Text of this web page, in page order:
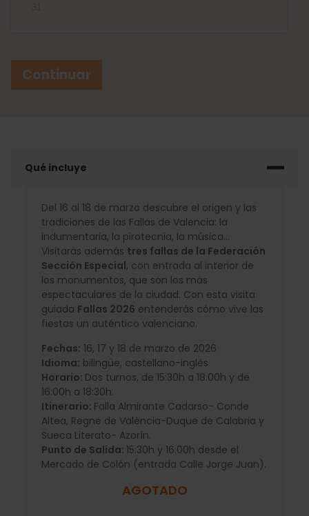
Continuar
Qué incluye
Del 16 al 18 de marzo descubre el origen y las
tradiciones de las Fallas de Valencia: la
indumentaria, la pirotecnia, la música...
Visitarás además tres fallas de la Federación
Sección Especial, con entrada al interior de
los monumentos, que son los más
espectaculares de la ciudad. Con esta visita
guiada Fallas 2026 entenderás cómo vive las
fiestas un auténtico valenciano.
Fechas: 16, 17 y 18 de marzo de 2026
Idioma: bilingüe, castellano-inglés
Horario: Dos turnos, de 15:30h a 18:00h y de
16:00h a 18:30h.
Itinerario: Falla Almirante Cadarso- Conde
Altea, Regne de València-Duque de Calabria y
Sueca Literato- Azorín.
Punto de Salida: 15:30h y 16:00h desde el
Mercado de Colón (entrada Calle Jorge Juan).
AGOTADO